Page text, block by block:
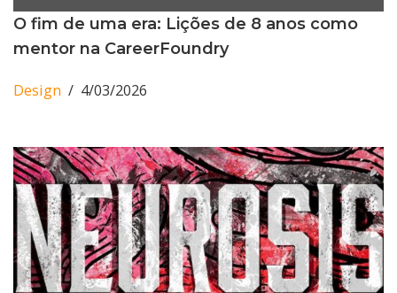
O fim de uma era: Lições de 8 anos como
mentor na CareerFoundry
Design 4/03/2026